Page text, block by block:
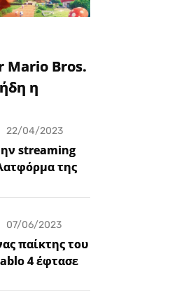
Mario Bros.
η
στον
22/04/2023
streaming
της
πέντε
Spider-
07/06/2023
παίκτης του
4 έφτασε